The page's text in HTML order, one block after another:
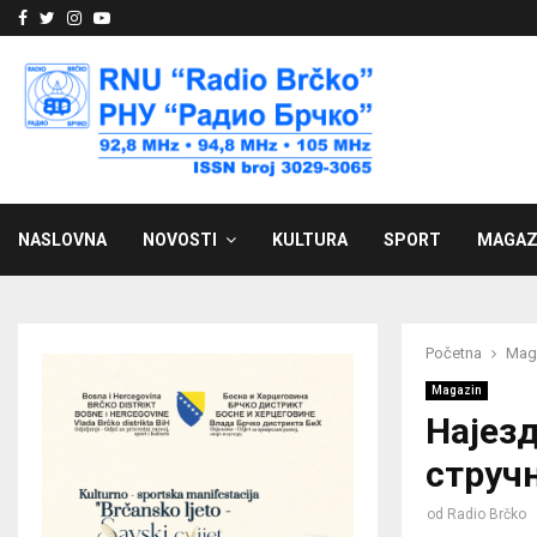
Facebook
Twitter
Instagram
Youtube
NASLOVNA NOVOSTI KULTURA SPORT
Početna
Magazin
od Radio Brčko